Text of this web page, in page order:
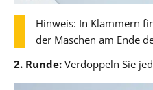
Hinweis: In Klammern
der Maschen am Ende
2. Runde: Verdoppeln Sie